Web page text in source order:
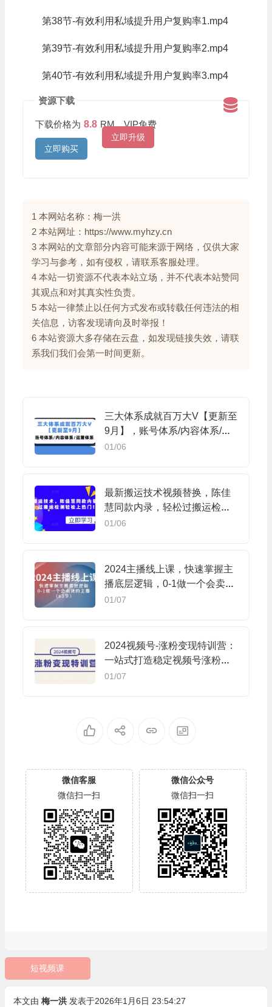
第38节-有效利用私域提升用户复购率1.mp4
第39节-有效利用私域提升用户复购率2.mp4
第40节-有效利用私域提升用户复购率3.mp4
资源下载
下载价格为 8.8 RM，VIP免费
立即升级
立即购买
1 本网站名称：梅一洪
2 本站网址：https://www.myhzy.cn
3 本网站的文章部分内容可能来源于网络，仅供大家
学习与参考，如有侵权，请联系客服处理。
4 本站一切资源不代表本站立场，并不代表本站赞同
其观点和对其真实性负责。
5 本站一律禁止以任何方式发布或转载任何违法的相
关信息，访客发现请向及时举报！
6 本站资源大多存储在云盘，如发现链接失效，请联
系我们我们会第一时间更新。
三大体系成就百万大V【更新至
9月】，账号体系/内容体系/运
营体系 (26节课)
01/06
最新搬运技术视频替换，陈佳
慧同款内录，轻松过搬运检测
轻松上热门！
01/06
2024主播线上课，快速掌握主
播底层逻辑，0-1做一个会卖货
的主播（63节课）
01/07
2024视频号-涨粉变现特训营：
一站式打造稳定视频号涨粉变
现模式（10节）
01/07
微信客服
微信扫一扫
微信公众号
微信扫一扫
短视频课
本文由 梅一洪 发表于2026年1月6日 23:54:27